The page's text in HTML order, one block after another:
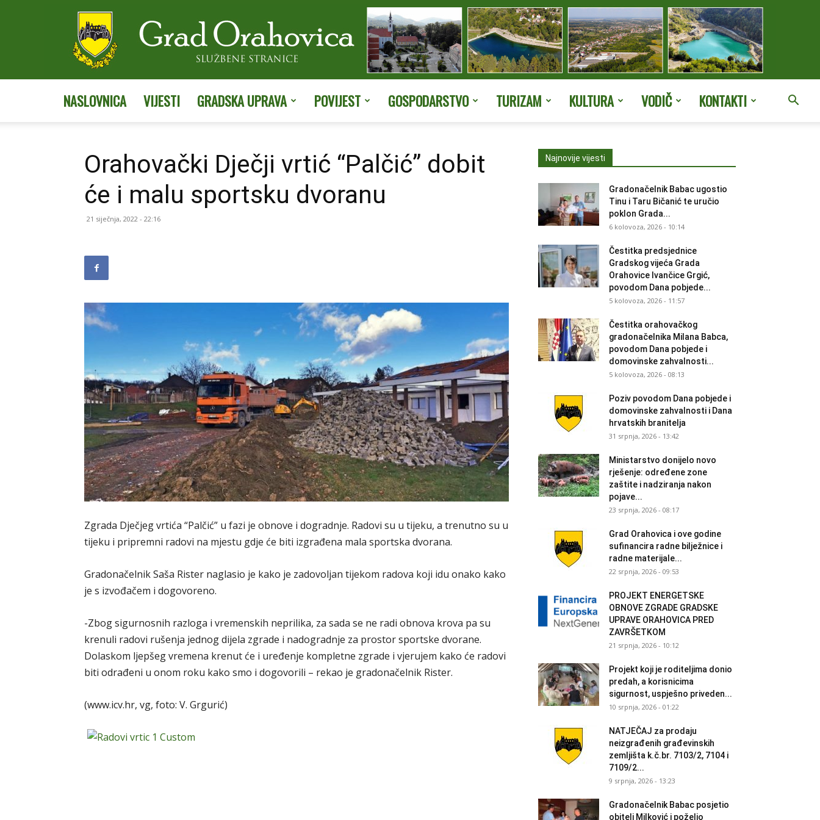
Orahovice
NASLOVNICA VIJESTI GRADSKA UPRAVA POVIJEST GOSPODARSTVO TURIZAM KULTURA VODIČ KONTAKTI
Orahovački Dječji vrtić “Palčić” dobit
će i malu sportsku dvoranu
21 siječnja, 2022 - 22:16
Zgrada Dječjeg vrtića “Palčić” u fazi je obnove i dogradnje. Radovi su u tijeku, a trenutno su u
tijeku i pripremni radovi na mjestu gdje će biti izgrađena mala sportska dvorana.
Gradonačelnik Saša Rister naglasio je kako je zadovoljan tijekom radova koji idu onako kako
je s izvođačem i dogovoreno.
-Zbog sigurnosnih razloga i vremenskih neprilika, za sada se ne radi obnova krova pa su
krenuli radovi rušenja jednog dijela zgrade i nadogradnje za prostor sportske dvorane.
Dolaskom ljepšeg vremena krenut će i uređenje kompletne zgrade i vjerujem kako će radovi
biti odrađeni u onom roku kako smo i dogovorili – rekao je gradonačelnik Rister.
(www.icv.hr, vg, foto: V. Grgurić)
Najnovije vijesti
Gradonačelnik Babac ugostio
Tinu i Taru Bičanić te uručio
poklon Grada...
6 kolovoza, 2026 - 10:14
Čestitka predsjednice
Gradskog vijeća Grada
Orahovice Ivančice Grgić,
povodom Dana pobjede...
5 kolovoza, 2026 - 11:57
Čestitka orahovačkog
gradonačelnika Milana Babca,
povodom Dana pobjede i
domovinske zahvalnosti...
5 kolovoza, 2026 - 08:13
Poziv povodom Dana pobjede i
domovinske zahvalnosti i Dana
hrvatskih branitelja
31 srpnja, 2026 - 13:42
Ministarstvo donijelo novo
rješenje: određene zone
zaštite i nadziranja nakon
pojave...
23 srpnja, 2026 - 08:17
Grad Orahovica i ove godine
sufinancira radne bilježnice i
radne materijale...
22 srpnja, 2026 - 09:53
PROJEKT ENERGETSKE
OBNOVE ZGRADE GRADSKE
UPRAVE ORAHOVICA PRED
ZAVRŠETKOM
21 srpnja, 2026 - 10:12
Projekt koji je roditeljima donio
predah, a korisnicima
sigurnost, uspješno priveden...
10 srpnja, 2026 - 01:22
NATJEČAJ za prodaju
neizgrađenih građevinskih
zemljišta k.č.br. 7103/2, 7104 i
7109/2...
9 srpnja, 2026 - 13:23
Gradonačelnik Babac posjetio
obitelj Milković i poželio